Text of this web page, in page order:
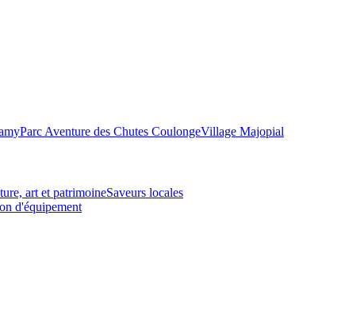
Parc Aventure des Chutes CoulongeVillage Majopial
art et patrimoineSaveurs locales
d'équipement